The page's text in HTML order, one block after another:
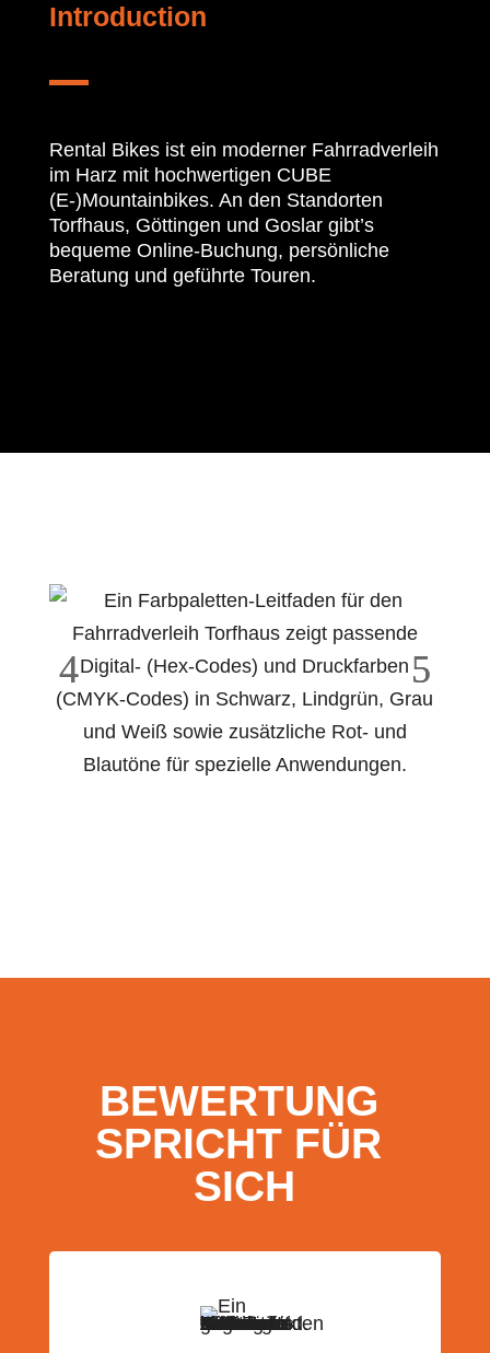
Introduction
Rental Bikes ist ein moderner Fahrradverleih
im Harz mit hochwertigen CUBE
(E-)Mountainbikes. An den Standorten
Torfhaus, Göttingen und Goslar gibt’s
bequeme Online-Buchung, persönliche
Beratung und geführte Touren.
BEWERTUNG
SPRICHT FÜR
SICH